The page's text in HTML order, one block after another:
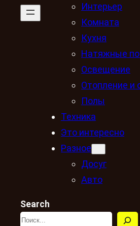
Интерьер
Комната
Кухня
Натяжные
Освещение
Отопление и
Полы
Техника
Это интересно
Разное
Досуг
Авто
Search